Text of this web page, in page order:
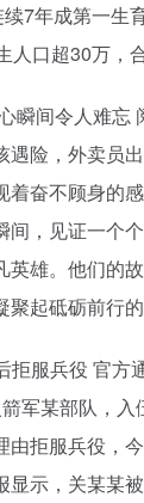
7年成第一生
人口超30万，
瞬间令人难忘
遇险，外卖
着奋不顾身的
间，见证一个
英雄。他们的
起砥砺前行的
拒服兵役 官方
军某部队，入
由拒服兵役，
示，关某某